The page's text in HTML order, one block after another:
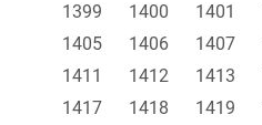
1399
1400 1401
1405
1406 1407
1411
1412 1413
1417
1418 1419